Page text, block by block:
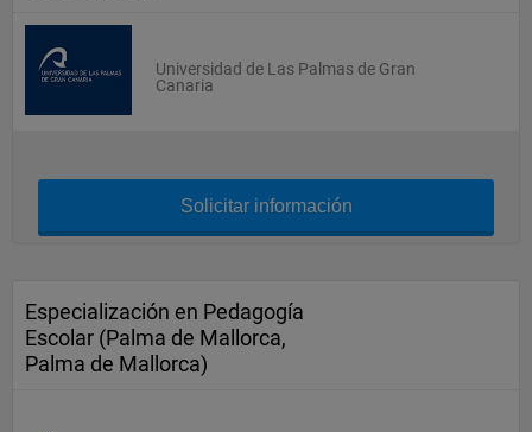
Universidad de Las Palmas de Gran
Canaria
Solicitar información
Especialización en Pedagogía
Escolar (Palma de Mallorca,
Palma de Mallorca)